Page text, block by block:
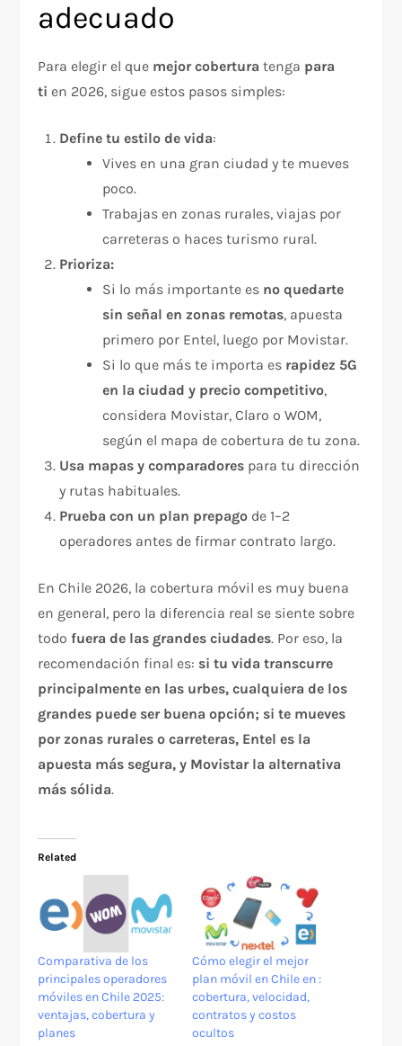
adecuado
Para elegir el que mejor cobertura tenga para
ti en 2026, sigue estos pasos simples:
Define tu estilo de vida:
Vives en una gran ciudad y te mueves
poco.
Trabajas en zonas rurales, viajas por
carreteras o haces turismo rural.
Prioriza:
Si lo más importante es no quedarte
sin señal en zonas remotas, apuesta
primero por Entel, luego por Movistar.
Si lo que más te importa es rapidez 5G
en la ciudad y precio competitivo,
considera Movistar, Claro o WOM,
según el mapa de cobertura de tu zona.
Usa mapas y comparadores para tu dirección
y rutas habituales.
Prueba con un plan prepago de 1–2
operadores antes de firmar contrato largo.
En Chile 2026, la cobertura móvil es muy buena
en general, pero la diferencia real se siente sobre
todofuera de las grandes ciudades. Por eso, la
recomendación final es: si tu vida transcurre
principalmente en las urbes, cualquiera de los
grandes puede ser buena opción; si te mueves
por zonas rurales o carreteras, Entel es la
apuesta más segura, y Movistar la alternativa
más sólida.
Related
Comparativa de los
principales operadores
móviles en Chile 2025:
ventajas, cobertura y
planes
Cómo elegir el mejor
plan móvil en Chile en :
cobertura, velocidad,
contratos y costos
ocultos